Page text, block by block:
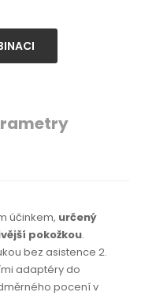
účinkem, určený
pokožkou.
bez asistence 2.
adaptéry do
pocení v